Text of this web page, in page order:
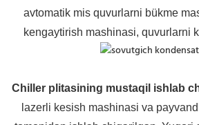
avtomatik mis quvurlarni bükme
kengaytirish mashinasi, quvurlarni
Chiller plitasining mustaqil ishlab
lazerli kesish mashinasi va